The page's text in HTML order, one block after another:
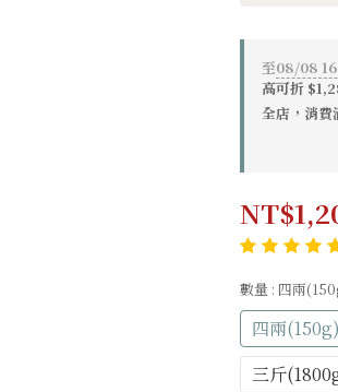
至08/08
高可折
全店，消費
數量 : 四兩
四兩(150g)
三斤